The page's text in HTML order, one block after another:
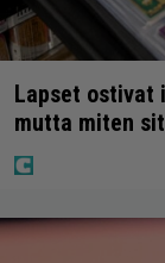
Lapset ostivat
mutta miten